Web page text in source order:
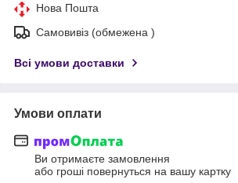
Нова Пошта
Самовивіз (обмежена )
Всі умови доставки
Умови оплати
Ви отримаєте замовлення
або гроші повернуться на вашу картку